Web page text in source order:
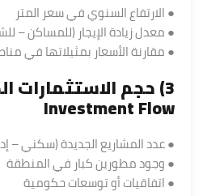
● الارتفاع السنوي في سعر المتر
● معدل زيادة الإيجار (للمساكن –
● مقارنة الأسعار بمثيلاتها في
3) حجم الاستثمارات
Investment Flow
● عدد المشاريع الجديدة (سكني –
● وجود مطورين كبار في المنطقة
● اتفاقيات أو توسعات حكومية